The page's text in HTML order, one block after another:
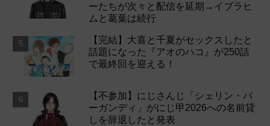
ーたちが次々と配信を延期→イブラヒ
ムと葛葉は続行
【完結】大喜と千夏がセックスしたと
話題になった『アオのハコ』が250話
で最終回を迎える！
【不参加】にじさんじ「シェリン・バ
ーガンディ」がにじ甲2026への名前貸
しを辞退したと発表